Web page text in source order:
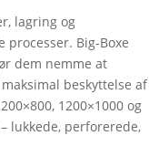
lagring og
Big-Boxe
dem nemme at
beskyttelse af
1200×1000 og
lukkede, perforerede,